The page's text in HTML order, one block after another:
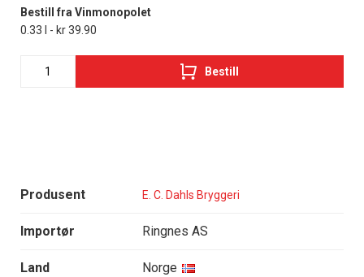
Produsent E. C. Dahls Bryggeri
Importør Ringnes AS
Land Norge
Bestill fra Vinmonopolet
0.33 l - kr 39.90
Bestill